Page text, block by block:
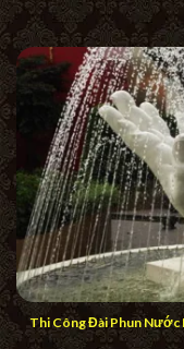
Thi Công Đài Phun